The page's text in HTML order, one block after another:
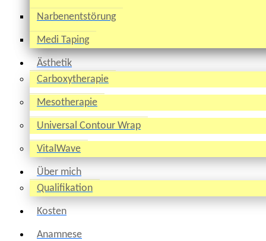
Narbenentstörung
Medi Taping
Ästhetik
Carboxytherapie
Mesotherapie
Universal Contour Wrap
VitalWave
Über mich
Qualifikation
Kosten
Anamnese